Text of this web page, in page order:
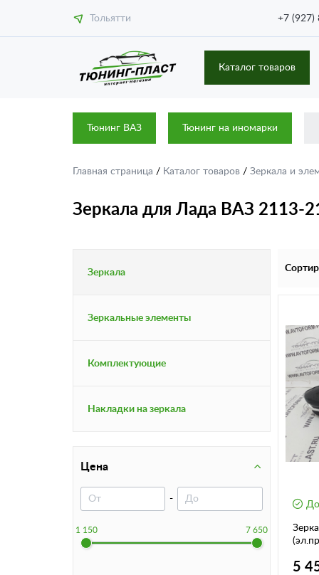
Тольятти +7 (927)
Каталог товаров
Тюнинг ВАЗ Тюнинг на иномарки
Главная страница / Каталог товаров / Зеркала и
Зеркала для Лада ВАЗ 2113-
Зеркала
Зеркальные элементы
Комплектующие
Накладки на зеркала
Цена
-
1 150 7 650
5